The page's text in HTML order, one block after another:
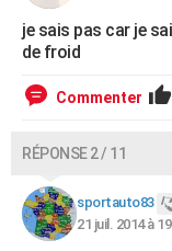
je sais pas car je
de froid
Commenter
RÉPONSE 2 / 11
sportauto83
21 juil. 2014 à